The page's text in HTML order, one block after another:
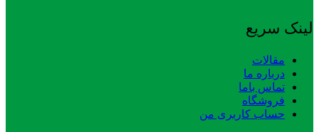
لینک سریع
مقالات
درباره ما
تماس باما
فروشگاه
حساب کاربری من